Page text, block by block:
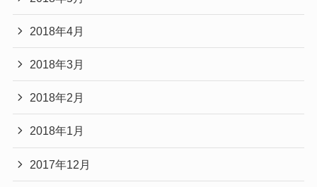
2018年4月
2018年3月
2018年2月
2018年1月
2017年12月